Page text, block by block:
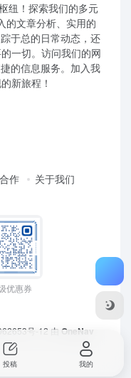
纽！探索我们的多元
的文章分析、实用的
于总的日常动态，还
一切。访问我们的网
的信息服务。加入我
新旅程！
作 关于我们
优惠券
号-12 由 OneNav
投稿 我的